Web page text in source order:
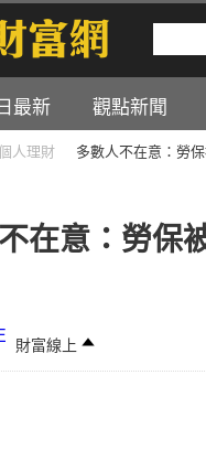
最新 觀點新聞
人理財 多數人不在意：勞
在意：勞保
財富線上